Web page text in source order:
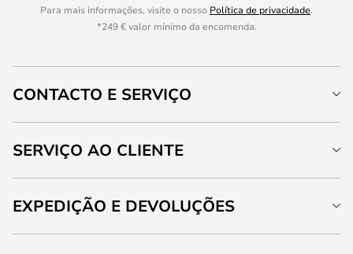
Para mais informações, visite o nosso Política de privacidade.
*249 € valor mínimo da encomenda.
CONTACTO E SERVIÇO
SERVIÇO AO CLIENTE
EXPEDIÇÃO E DEVOLUÇÕES